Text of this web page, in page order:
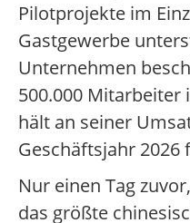
Pilotprojekte im
Gastgewerbe
Unternehmen
500.000 Mitarbeiter
hält an seiner
Geschäftsjahr 2026
Nur einen Tag
das größte